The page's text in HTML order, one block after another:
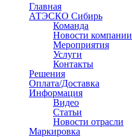
Главная
АТЭСКО Сибирь
Команда
Новости компании
Мероприятия
Услуги
Контакты
Решения
Оплата/Доставка
Информация
Видео
Статьи
Новости отрасли
Маркировка